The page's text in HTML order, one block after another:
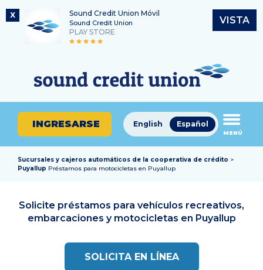
X Sound Credit Union Móvil
Sound Credit Union
PLAY STORE
VISTA
contenido
sesión
banca
en
línea
Número de ruta
325183220
¿En
qué
podemos
ayudarle
a
encontrar?
Español
English
INGRESARSE
MENÚ
Sucursales y cajeros automáticos de la cooperativa de crédito >
Puyallup Préstamos para motocicletas en Puyallup
Solicite préstamos para vehículos recreativos,
embarcaciones y motocicletas en Puyallup
SOLICITA EN LÍNEA